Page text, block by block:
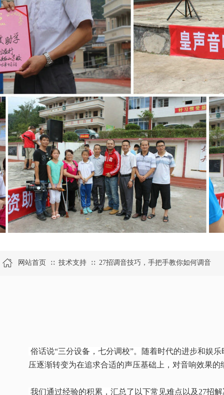
网站首页 ∷ 技术支持 ∷ 27招调音技巧，手把手教你如何调音
俗话说“三分设备，七分调校”。随着时代的进步和娱
压逐渐转变为在追求合适的声压基础上，对音响效果
我们通过经验的积累，汇总了以下常见难点以及27招